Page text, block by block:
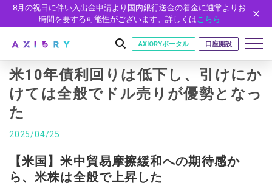
8月の祝日に伴い入出金申請より国内銀行送金の着金に通常よりお
時間を要する可能性がございます。詳しくはこちら
はじめに
はじめに
安全性
取引
取引商品
FX（通貨ペア）
取引条件
スプレッド・手数料
口座
口座の種類
口座開設
プラットフォーム
AXIORYポータル 口座開設
米10年債利回りは低下し、引けにか
けては全般でドル売りが優勢となっ
た
2025/04/25
【米国】米中貿易摩擦緩和への期待感か
ら、米株は全般で上昇した